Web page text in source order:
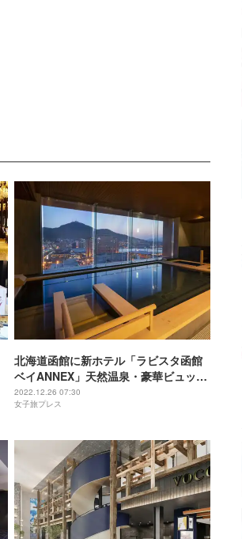
北海道函館に新ホテル「ラビスタ函館
ベイANNEX」天然温泉・豪華ビュッフ
ェを堪能
2022.12.26 07:30
女子旅プレス